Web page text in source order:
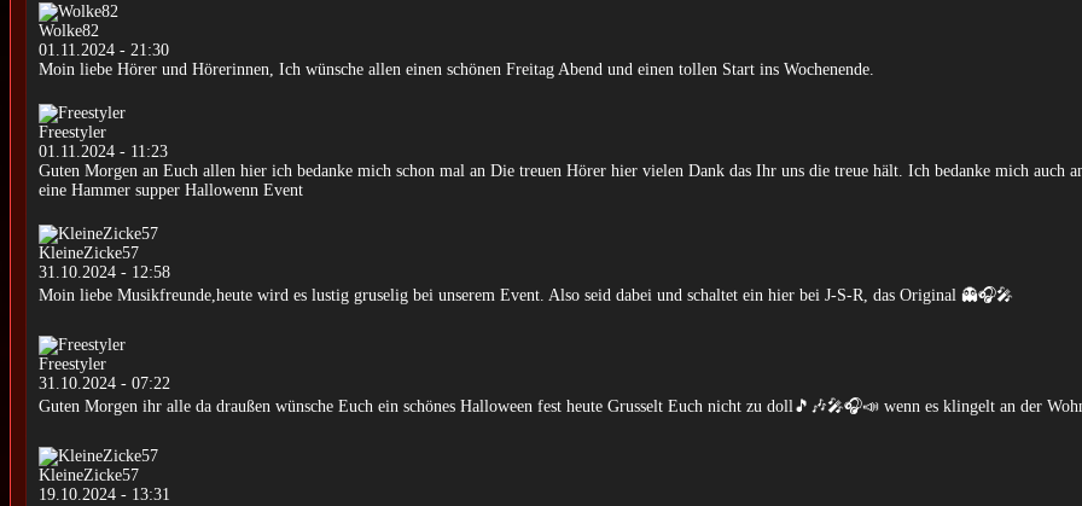
Wolke82
01.11.2024 - 21:30
Moin liebe Hörer und Hörerinnen, Ich wünsche allen einen schönen Freitag Abend und einen tollen Start ins Wochenende.
Freestyler
01.11.2024 - 11:23
Guten Morgen an Euch allen hier ich bedanke mich schon mal an Die treuen Hörer hier vielen Dank das Ihr uns die treue hält. Ich bedanke mich auch
eine Hammer supper Hallowenn Event
KleineZicke57
31.10.2024 - 12:58
Moin liebe Musikfreunde,heute wird es lustig gruselig bei unserem Event. Also seid dabei und schaltet ein hier bei J-S-R, das Original 👻🎧🎤
Freestyler
31.10.2024 - 07:22
Guten Morgen ihr alle da draußen wünsche Euch ein schönes Halloween fest heute Grusselt Euch nicht zu doll🎵🎶🎤🎧📣 wenn es klingelt an der
KleineZicke57
19.10.2024 - 13:31